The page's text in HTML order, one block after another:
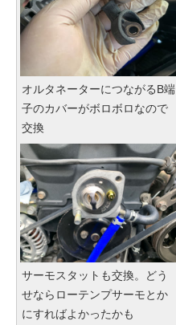
オルタネーターにつながるB端
子のカバーがボロボロなので
交換
サーモスタットも交換。どう
せならローテンプサーモとか
にすればよかったかも